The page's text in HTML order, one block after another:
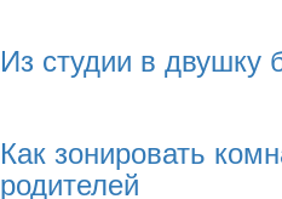
Из студии в двушку
Как зонировать
родителей